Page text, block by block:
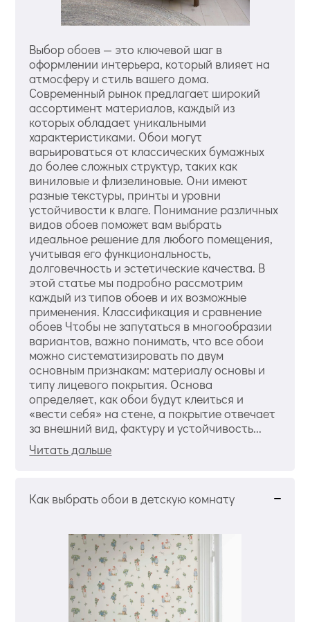
Выбор обоев — это ключевой шаг в
оформлении интерьера, который влияет на
атмосферу и стиль вашего дома.
Современный рынок предлагает широкий
ассортимент материалов, каждый из
которых обладает уникальными
характеристиками. Обои могут
варьироваться от классических бумажных
до более сложных структур, таких как
виниловые и флизелиновые. Они имеют
разные текстуры, принты и уровни
устойчивости к влаге. Понимание различных
видов обоев поможет вам выбрать
идеальное решение для любого помещения,
учитывая его функциональность,
долговечность и эстетические качества. В
этой статье мы подробно рассмотрим
каждый из типов обоев и их возможные
применения. Классификация и сравнение
обоев Чтобы не запутаться в многообразии
вариантов, важно понимать, что все обои
можно систематизировать по двум
основным признакам: материалу основы и
типу лицевого покрытия. Основа
определяет, как обои будут клеиться и
«вести себя» на стене, а покрытие отвечает
за внешний вид, фактуру и устойчивость...
Читать дальше
Как выбрать обои в детскую комнату